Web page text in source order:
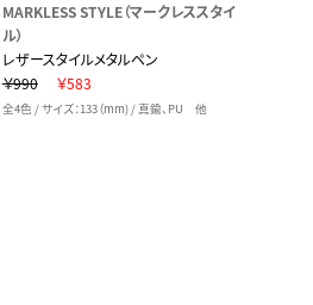
MARKLESS STYLE（マークレススタイ
ル）
レザースタイルメタルペン
￥990
￥583
全4色 / サイズ：133（mm) / 真鍮、PU 他